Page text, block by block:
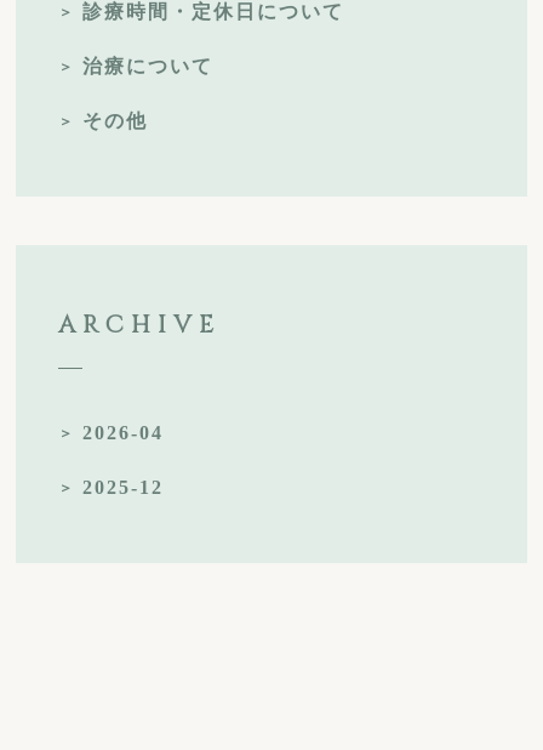
診療時間・定休日について
治療について
その他
ARCHIVE
2026-04
2025-12